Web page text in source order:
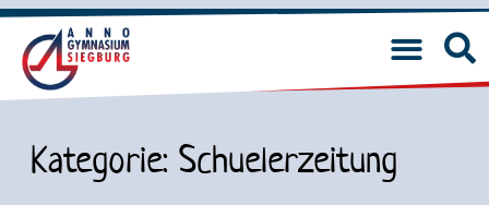
Kategorie: Schuelerzeitung